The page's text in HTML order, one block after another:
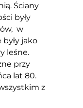
Ściany
były
w
jako
leśne.
przy
lat 80.
z